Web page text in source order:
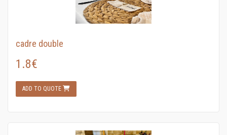
cadre double
1.8€
ADD TO QUOTE